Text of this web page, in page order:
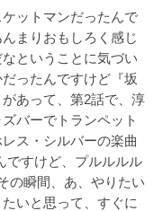
ットマンだったんで
まりおもしろく感じ
ということに気づい
ったんですけど『坂
あって、第2話で、淳
バーでトランペット
ス・シルバーの楽曲
ですけど、プルルルル
の瞬間、あ、やりたい
いと思って、すぐに